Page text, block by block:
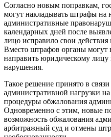
Согласно новым поправкам,
могут накладывать штрафы на
административные
календарных дней после
лицо исправило свои
Вместо штрафов органы могут
направить юридическому
нарушения.
Такое решение принято в
административной нагрузки
процедуры обжалования
Одновременно с этим, новые
возможность обжалования
арбитражный суд и отмены